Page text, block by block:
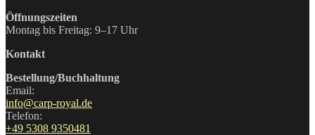
Öffnungszeiten
Montag bis Freitag: 9–17 Uhr
Kontakt
Bestellung/Buchhaltung
Email:
info@carp-royal.de
Telefon:
+49 5308 9350481